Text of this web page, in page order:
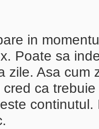
in
Poate sa
zile. Asa cum
cred ca trebuie